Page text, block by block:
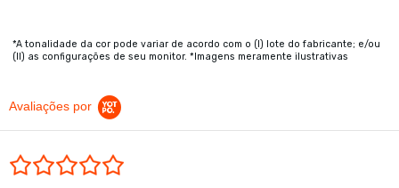
*A tonalidade da cor pode variar de acordo com o (I) lote do fabricante; e/ou
(II) as configurações de seu monitor. *Imagens meramente ilustrativas
Avaliações por